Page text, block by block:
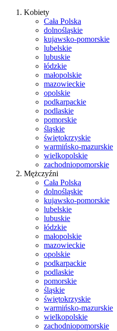
Kobiety
Cała Polska
dolnośląskie
kujawsko-pomorskie
lubelskie
lubuskie
łódzkie
małopolskie
mazowieckie
opolskie
podkarpackie
podlaskie
pomorskie
śląskie
świętokrzyskie
warmińsko-mazurskie
wielkopolskie
zachodniopomorskie
Mężczyźni
Cała Polska
dolnośląskie
kujawsko-pomorskie
lubelskie
lubuskie
łódzkie
małopolskie
mazowieckie
opolskie
podkarpackie
podlaskie
pomorskie
śląskie
świętokrzyskie
warmińsko-mazurskie
wielkopolskie
zachodniopomorskie